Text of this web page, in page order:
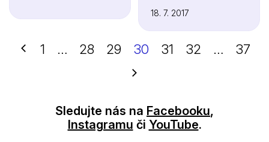
18. 7. 2017
Předchozí
1 … 28 29 30 31 32 …
37
Další
Sledujte nás na Facebooku,
Instagramu či YouTube.